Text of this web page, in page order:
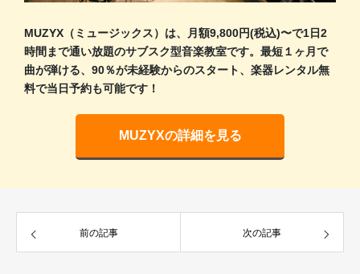
MUZYX（ミュージックス）は、月額9,800円(税込)〜で1日2
時間まで通い放題のサブスク型音楽教室です。最短１ヶ月で
曲が弾ける、90％が未経験からのスタート、楽器レンタル無
料で当日予約も可能です！
MUZYXの詳細を見る
前の記事 次の記事